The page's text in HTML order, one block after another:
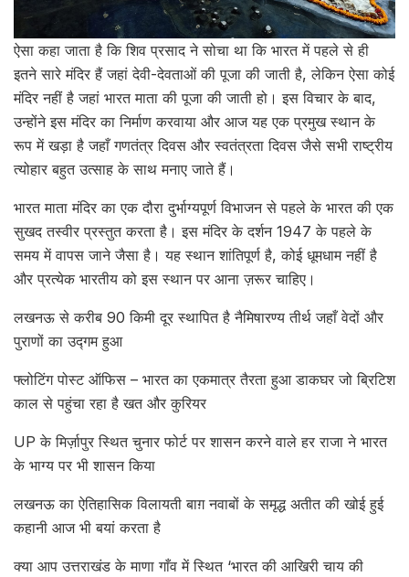
ऐसा कहा जाता है कि शिव प्रसाद ने सोचा था कि भारत में पहले से ही
इतने सारे मंदिर हैं जहां देवी-देवताओं की पूजा की जाती है, लेकिन ऐसा कोई
मंदिर नहीं है जहां भारत माता की पूजा की जाती हो। इस विचार के बाद,
उन्होंने इस मंदिर का निर्माण करवाया और आज यह एक प्रमुख स्थान के
रूप में खड़ा है जहाँ गणतंत्र दिवस और स्वतंत्रता दिवस जैसे सभी राष्ट्रीय
त्योहार बहुत उत्साह के साथ मनाए जाते हैं।
भारत माता मंदिर का एक दौरा दुर्भाग्यपूर्ण विभाजन से पहले के भारत की एक
सुखद तस्वीर प्रस्तुत करता है। इस मंदिर के दर्शन 1947 के पहले के
समय में वापस जाने जैसा है। यह स्थान शांतिपूर्ण है, कोई धूमधाम नहीं है
और प्रत्येक भारतीय को इस स्थान पर आना ज़रूर चाहिए।
लखनऊ से करीब 90 किमी दूर स्थापित है नैमिषारण्य तीर्थ जहाँ वेदों और
पुराणों का उद्गम हुआ
फ्लोटिंग पोस्ट ऑफिस – भारत का एकमात्र तैरता हुआ डाकघर जो ब्रिटिश
काल से पहुंचा रहा है खत और कुरियर
UP के मिर्ज़ापुर स्थित चुनार फोर्ट पर शासन करने वाले हर राजा ने भारत
के भाग्य पर भी शासन किया
लखनऊ का ऐतिहासिक विलायती बाग़ नवाबों के समृद्ध अतीत की खोई हुई
कहानी आज भी बयां करता है
क्या आप उत्तराखंड के माणा गाँव में स्थित ‘भारत की आखिरी चाय की